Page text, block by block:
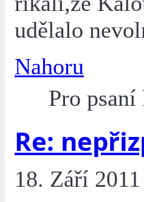
udělalo
Nahoru
Pro
Re:
18. Září